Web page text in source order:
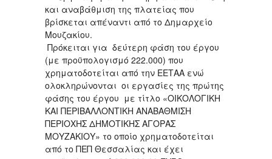
και αναβάθμιση της πλατείας που
βρίσκεται απέναντι από το Δημαρχείο
Μουζακίου.
Πρόκειται για δεύτερη φάση του έργου
(με προϋπολογισμό 222.000) που
χρηματοδοτείται από την ΕΕΤΑΑ ενώ
ολοκληρώνονται οι εργασίες της πρώτης
φάσης του έργου με τίτλο «ΟΙΚΟΛΟΓΙΚΗ
ΚΑΙ ΠΕΡΙΒΑΛΛΟΝΤΙΚΗ ΑΝΑΒΑΘΜΙΣΗ
ΠΕΡΙΟΧΗΣ ΔΗΜΟΤΙΚΗΣ ΑΓΟΡΑΣ
ΜΟΥΖΑΚΙΟΥ» το οποίο χρηματοδοτείται
από το ΠΕΠ Θεσσαλίας και έχει